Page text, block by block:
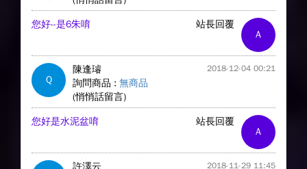
A
站長回覆
您好--是6朱唷
Q
陳逢璿 2018-12-04 00:21
詢問商品 : 無商品
(悄悄話留言)
A
站長回覆
您好是水泥盆唷
許澤云 2018-11-29 11:45